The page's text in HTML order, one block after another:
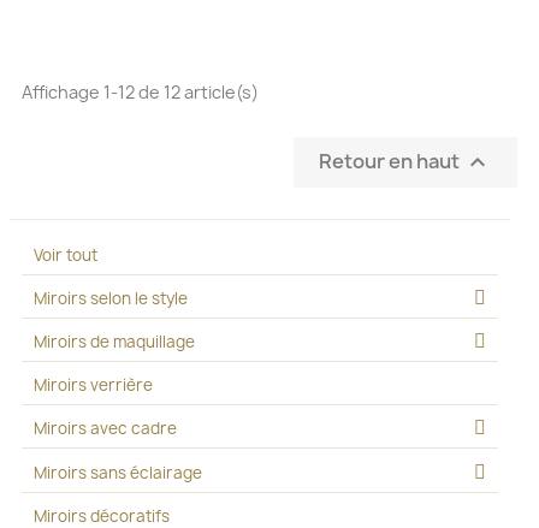
Voir tout
Miroirs selon le style
Miroirs de maquillage
Miroirs verrière
Miroirs avec cadre
Miroirs sans éclairage
Miroirs décoratifs
Affichage 1-12 de 12 article(s)
Retour en haut 